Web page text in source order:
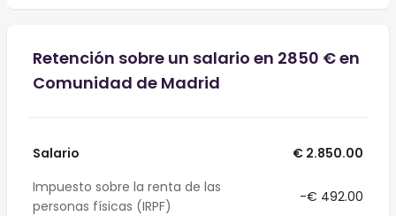
Retención sobre un salario en 2850 € en
Comunidad de Madrid
Salario
€ 2.850.00
Impuesto sobre la renta de las
personas físicas (IRPF)
-€ 492.00